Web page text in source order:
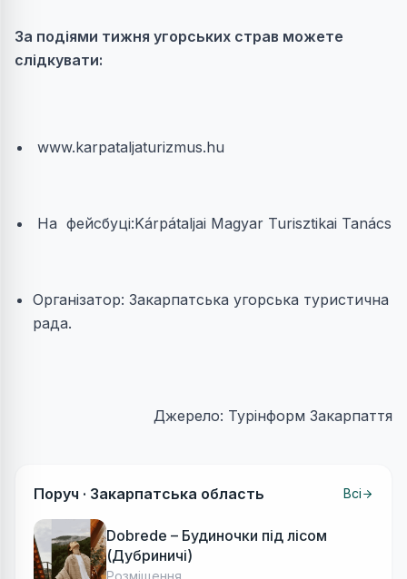
За подіями тижня угорських страв можете
слідкувати:
www.karpataljaturizmus.hu
На фейсбуці:Kárpátaljai Magyar Turisztikai Tanács
Організатор: Закарпатська угорська туристична
рада.
Джерело: Турінформ Закарпаття
Поруч · Закарпатська область Всі
Dobrede – Будиночки під лісом
(Дубриничі)